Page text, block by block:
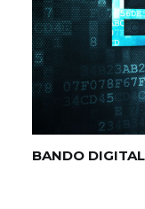
BANDO